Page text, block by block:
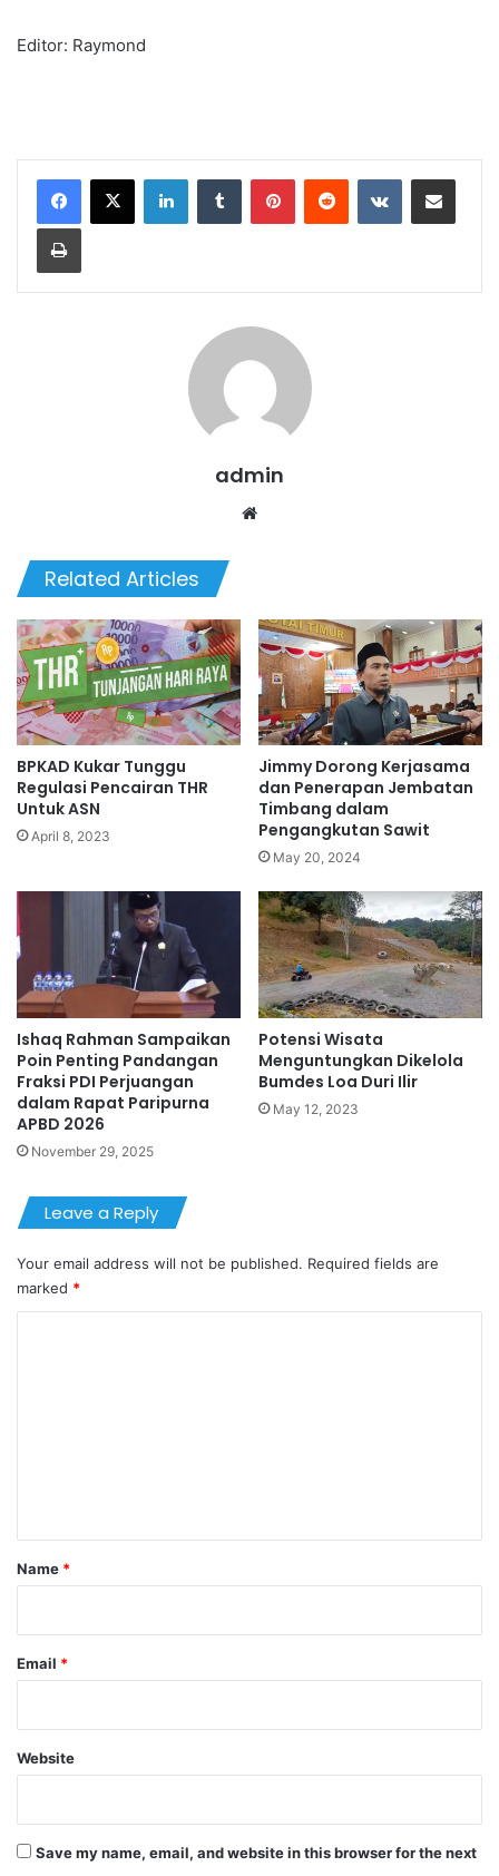
Editor: Raymond
LinkedInTumblr PinterestReddit VKontakteShare via Email
Print
admin
Related Articles
BPKAD Kukar Tunggu
Regulasi Pencairan THR
Untuk ASN
April 8, 2023
Jimmy Dorong Kerjasama
dan Penerapan Jembatan
Timbang dalam
Pengangkutan Sawit
May 20, 2024
Ishaq Rahman Sampaikan
Poin Penting Pandangan
Fraksi PDI Perjuangan
dalam Rapat Paripurna
APBD 2026
November 29, 2025
Potensi Wisata
Menguntungkan Dikelola
Bumdes Loa Duri Ilir
May 12, 2023
Leave a Reply
Your email address will not be published. Required fields are
marked *
*
Name *
Email *
Website
Save my name, email, and website in this browser for the next